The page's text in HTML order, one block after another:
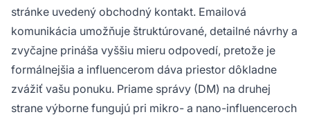
stránke uvedený obchodný kontakt. Emailová
komunikácia umožňuje štruktúrované, detailné návrhy a
zvyčajne prináša vyššiu mieru odpovedí, pretože je
formálnejšia a influencerom dáva priestor dôkladne
zvážiť vašu ponuku. Priame správy (DM) na druhej
strane výborne fungujú pri mikro- a nano-influenceroch